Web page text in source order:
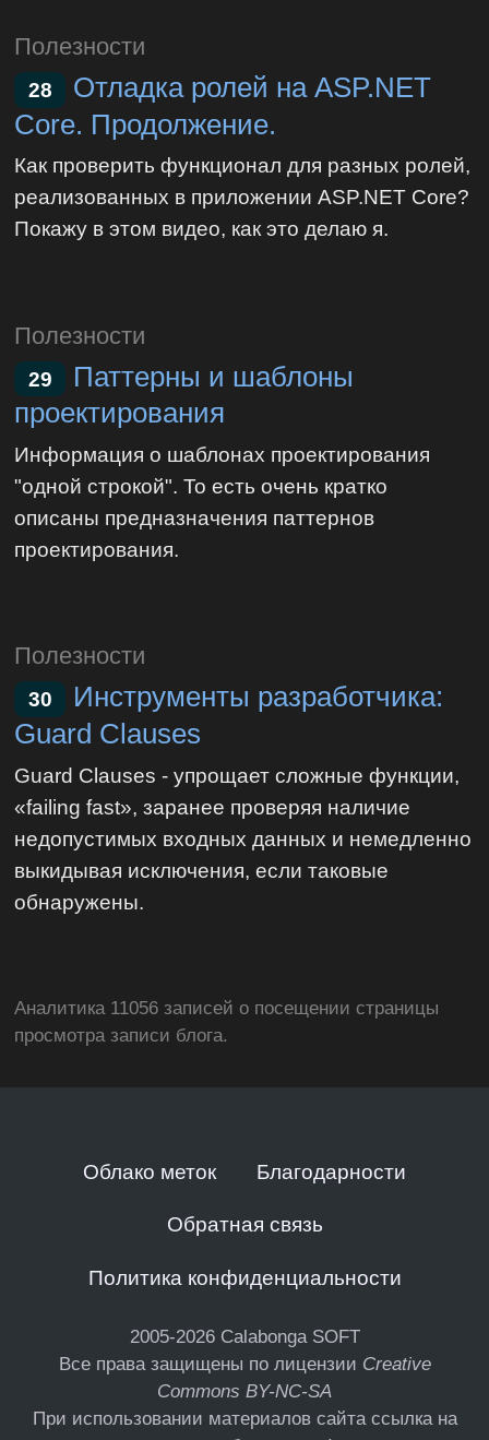
Полезности
28
Отладка ролей на ASP.NET
Core. Продолжение.
Как проверить функционал для разных ролей,
реализованных в приложении ASP.NET Core?
Покажу в этом видео, как это делаю я.
Полезности
29
Паттерны и шаблоны
проектирования
Информация о шаблонах проектирования
"одной строкой". То есть очень кратко
описаны предназначения паттернов
проектирования.
Полезности
30
Инструменты разработчика:
Guard Clauses
Guard Clauses - упрощает сложные функции,
«failing fast», заранее проверяя наличие
недопустимых входных данных и немедленно
выкидывая исключения, если таковые
обнаружены.‎
Аналитика 11056 записей о посещении страницы
просмотра записи блога.
Облако меток Благодарности
Обратная связь
Политика конфиденциальности
2005-2026 Calabonga SOFT
Все права защищены по лицензии Creative
Commons BY-NC-SA
При использовании материалов сайта ссылка на